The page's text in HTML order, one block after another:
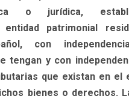
o jurídica,
entidad patrimonial
con
tengan y con
que existan en el
bienes o derechos.